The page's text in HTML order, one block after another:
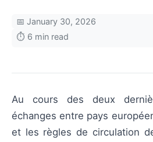
📅 January 30, 2026
⏱️ 6 min read
Au cours des deux
échanges entre pays
et les règles de circulation